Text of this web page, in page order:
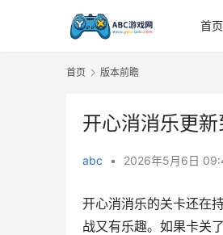
首页
首页 版本前瞻
开心消消乐更新
abc • 2026年5月6日
开心消消乐的关卡还在
战又有乐趣。如果卡关